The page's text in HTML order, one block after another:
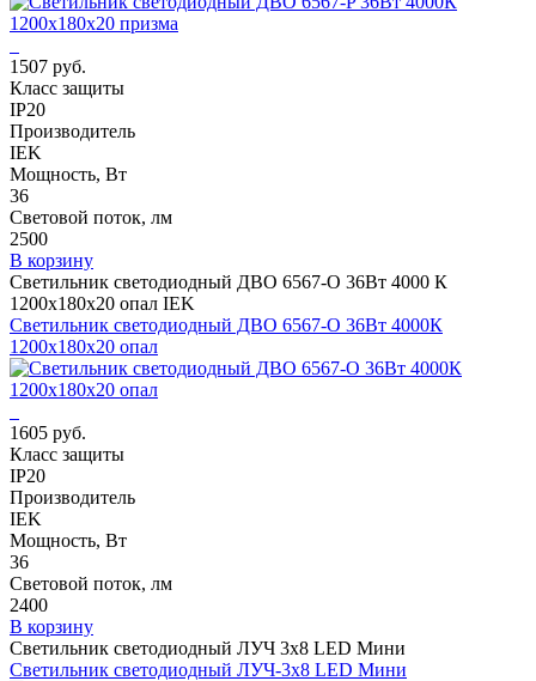
1507 руб.
Класс защиты
IP20
Производитель
IEK
Мощность, Вт
36
Световой поток, лм
2500
В корзину
Светильник светодиодный ДВО 6567-O 36Вт 4000 К
1200х180х20 опал IEK
Светильник светодиодный ДВО 6567-O 36Вт 4000К
1200х180х20 опал
1605 руб.
Класс защиты
IP20
Производитель
IEK
Мощность, Вт
36
Световой поток, лм
2400
В корзину
Светильник светодиодный ЛУЧ 3х8 LED Мини
Светильник светодиодный ЛУЧ-3х8 LED Мини